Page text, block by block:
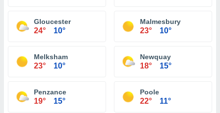
Gloucester
24° 10°
Malmesbury
23° 10°
Melksham
23° 10°
Newquay
18° 15°
Penzance
19° 15°
Poole
22° 11°